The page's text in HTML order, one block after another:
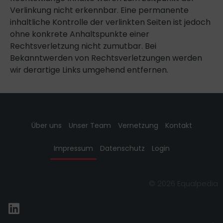
Verlinkung nicht erkennbar. Eine permanente
inhaltliche Kontrolle der verlinkten Seiten ist jedoch
ohne konkrete Anhaltspunkte einer
Rechtsverletzung nicht zumutbar. Bei
Bekanntwerden von Rechtsverletzungen werden
wir derartige Links umgehend entfernen.
Über uns Unser Team Vernetzung Kontakt
Impressum Datenschutz Login